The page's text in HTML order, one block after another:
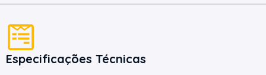
Especificações Técnicas